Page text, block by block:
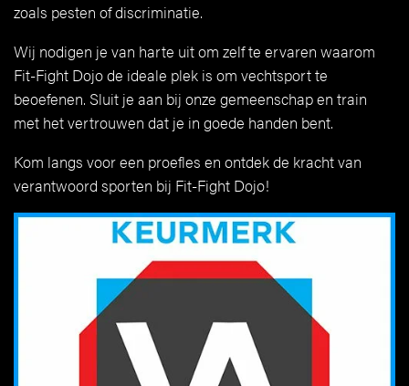
zoals pesten of discriminatie.
Wij nodigen je van harte uit om zelf te ervaren waarom
Fit-Fight Dojo de ideale plek is om vechtsport te
beoefenen. Sluit je aan bij onze gemeenschap en train
met het vertrouwen dat je in goede handen bent.
Kom langs voor een proefles en ontdek de kracht van
verantwoord sporten bij Fit-Fight Dojo!